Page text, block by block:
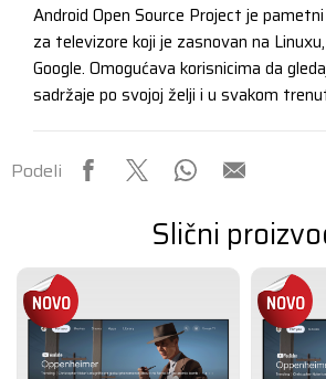
Android Open Source Project je
za televizore koji je zasnovan na
Google. Omogućava korisnicima da
sadržaje po svojoj želji i u svakom
Podeli
Slični